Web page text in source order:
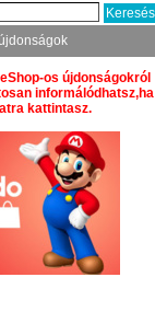
os újdonságokról
informálódhatsz,ha
kattintasz.